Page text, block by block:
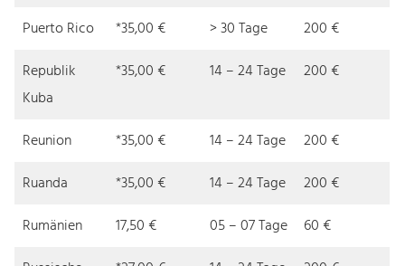
Puerto Rico
*35,00 € > 30 Tage
200 €
Republik
Kuba
*35,00 € 14 – 24 Tage 200 €
Reunion *35,00 € 14 – 24 Tage
200 €
Ruanda
*35,00 € 14 – 24 Tage
200 €
Rumänien
17,50 € 05 – 07 Tage
60 €